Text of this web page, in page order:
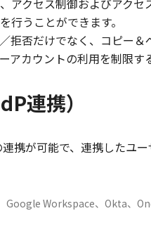
アクセス制御およびアク
行うことができます。
拒否だけでなく、コピー
アカウントの利用を制限す
連携）
携が可能で、連携したユ
Google Workspace、Okta、